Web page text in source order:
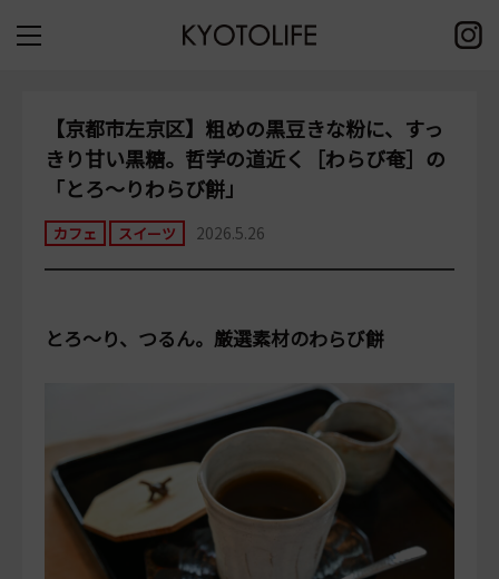
【京都市左京区】粗めの黒豆きな粉に、すっ
きり甘い黒糖。哲学の道近く［わらび奄］の
「とろ～りわらび餅」
カフェ スイーツ 2026.5.26
とろ～り、つるん。厳選素材のわらび餅